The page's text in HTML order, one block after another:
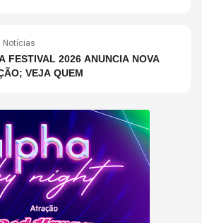
Notícias
FESTIVAL 2026 ANUNCIA NOVA
VEJA QUEM